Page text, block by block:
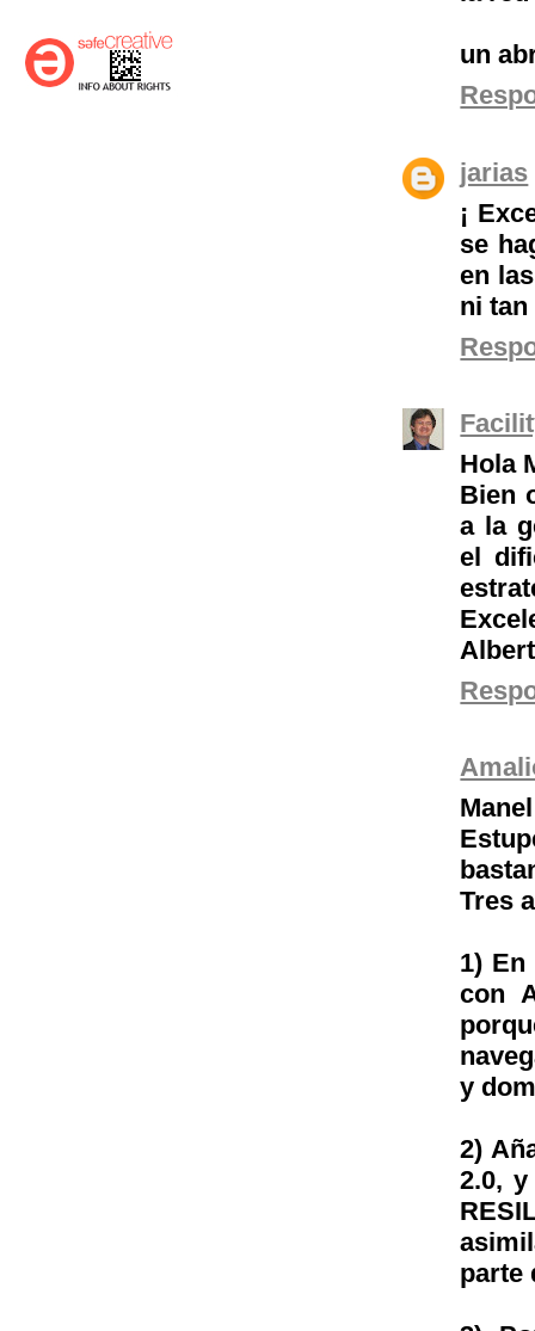
un
jarias
¡
se
en
ni
Hola
Bien
a la
el
Tres
1) En
con
y
2)
2.0,
parte